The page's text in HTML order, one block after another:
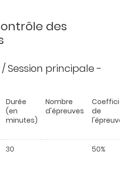
des
Session principale -
Durée
(en
minutes)
Nombre
d'épreuves
de
l'épreuve
30 50%